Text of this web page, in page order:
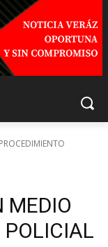
MEDIO
POLICIAL